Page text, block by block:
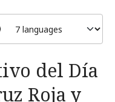
del Día
Roja y